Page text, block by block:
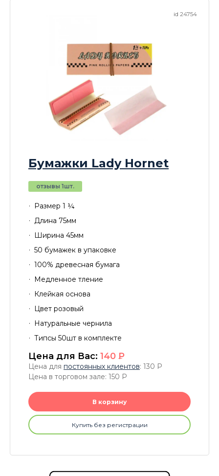
id 24754
Бумажки Lady Hornet
отзывы 1шт.
Размер 1 ¼
Длина 75мм
Ширина 45мм
50 бумажек в упаковке
100% древесная бумага
Медленное тление
Клейкая основа
Цвет розовый
Натуральные чернила
Типсы 50шт в комплекте
Цена для Вас: 140 P
Цена для постоянных клиентов: 130 P
Цена в торговом зале: 150 P
В корзину
Купить без регистрации